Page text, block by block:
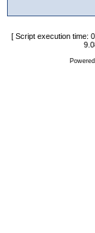
[ Script execution